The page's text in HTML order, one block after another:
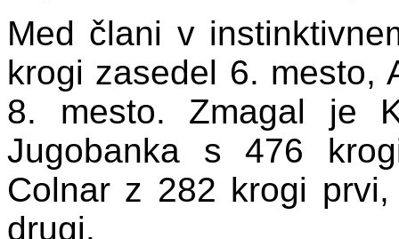
Med člani v
krogi zasedel 6. mesto,
8. mesto. Zmagal je
Jugobanka s 476
Colnar z 282 krogi
drugi.